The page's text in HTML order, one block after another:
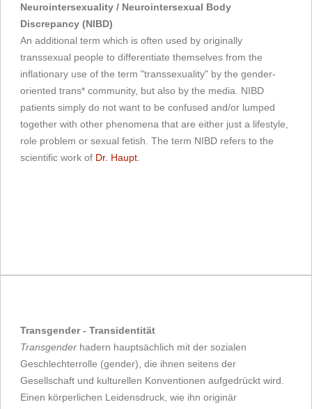
Neurointersexuality / Neurointersexual Body
Discrepancy (NIBD)
An additional term which is often used by originally
transsexual people to differentiate themselves from the
inflationary use of the term "transsexuality" by the gender-
oriented trans* community, but also by the media. NIBD
patients simply do not want to be confused and/or lumped
together with other phenomena that are either just a lifestyle,
role problem or sexual fetish. The term NIBD refers to the
scientific work of Dr. Haupt
Transgender - Transidentität
Transgender hadern hauptsächlich mit der sozialen
Geschlechterrolle (gender), die ihnen seitens der
Gesellschaft und kulturellen Konventionen aufgedrückt wird.
Einen körperlichen Leidensdruck, wie ihn originär